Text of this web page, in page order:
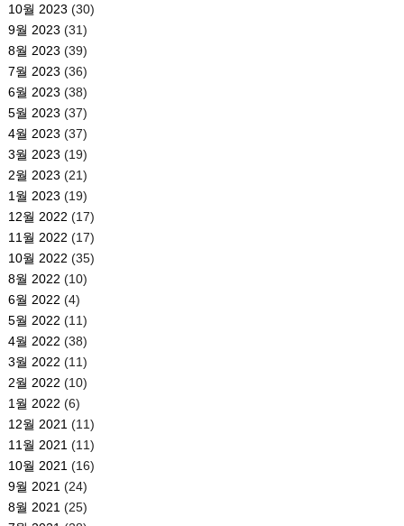
10월 2023 (30)
9월 2023 (31)
8월 2023 (39)
7월 2023 (36)
6월 2023 (38)
5월 2023 (37)
4월 2023 (37)
3월 2023 (19)
2월 2023 (21)
1월 2023 (19)
12월 2022 (17)
11월 2022 (17)
10월 2022 (35)
8월 2022 (10)
6월 2022 (4)
5월 2022 (11)
4월 2022 (38)
3월 2022 (11)
2월 2022 (10)
1월 2022 (6)
12월 2021 (11)
11월 2021 (11)
10월 2021 (16)
9월 2021 (24)
8월 2021 (25)